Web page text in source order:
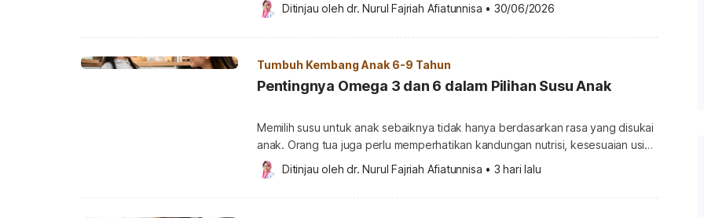
susu, ada makanan fermentasi secara umum, dan ada yogurt dengan probiotik
hidup yang mengandung bakteri baik dalam kondisi hidup saat dikonsumsi.
Ditinjau oleh dr. Nurul Fajriah Afiatunnisa • 30/06/2026
Tumbuh Kembang Anak 6-9 Tahun
Pentingnya Omega 3 dan 6 dalam Pilihan Susu Anak
Memilih susu untuk anak sebaiknya tidak hanya berdasarkan rasa yang disukai
anak. Orang tua juga perlu memperhatikan kandungan nutrisi, kesesuaian usia,
porsi konsumsi, dan bagaimana susu tersebut melengkapi pola makan harian
anak. Omega 3 dan Omega 6 adalah jenis asam lemak esensial yang
dibutuhkan tubuh, tetapi tidak dapat diproduksi sendiri dalam jumlah cukup.
Ditinjau oleh dr. Nurul Fajriah Afiatunnisa • 3 hari lalu